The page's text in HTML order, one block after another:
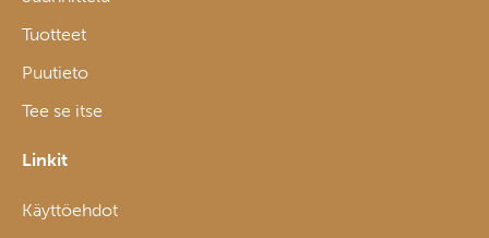
Tuotteet
Puutieto
Tee se itse
Linkit
Käyttöehdot